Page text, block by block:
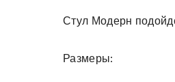
Стул Модерн
Размеры: